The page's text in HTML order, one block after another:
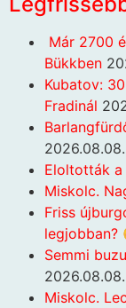
Már 2700
Bükkben
Kubatov:
Fradinál
2026.08.08.
Eloltották
Miskolc.
Friss
legjobban?
Semmi
2026.08.08.
Miskolc.